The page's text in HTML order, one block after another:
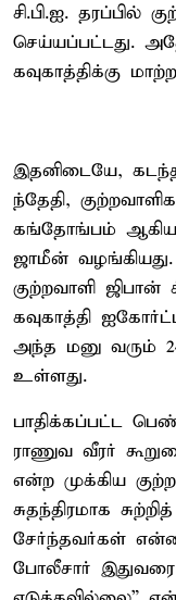
சி.பி.ஐ. தரப்பில்
செய்யப்பட்டது.
கவுகாத்திக்கு
இதனிடையே,
ந்தேதி,
கங்தோங்பம் ஆகிய
ஜாமீன்
குற்றவாளி
கவுகாத்தி
அந்த மனு வரும்
உள்ளது.
பாதிக்கப்பட்ட
ராணுவ வீரர்
என்ற முக்கிய
சுதந்திரமாக
சேர்ந்தவர்கள்
போலீசார் இதுவரை